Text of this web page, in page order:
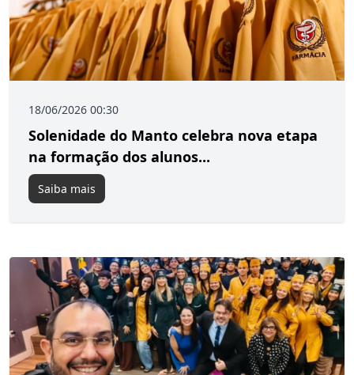
18/06/2026 00:30
Solenidade do Manto celebra nova etapa
na formação dos alunos...
Saiba mais